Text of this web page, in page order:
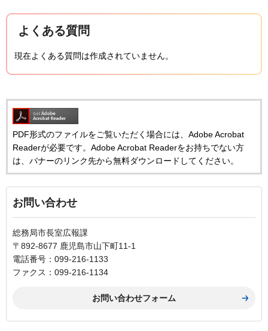
よくある質問
現在よくある質問は作成されていません。
PDF形式のファイルをご覧いただく場合には、Adobe Acrobat
Readerが必要です。Adobe Acrobat Readerをお持ちでない方
は、バナーのリンク先から無料ダウンロードしてください。
お問い合わせ
総務局市長室広報課
〒892-8677 鹿児島市山下町11-1
電話番号：099-216-1133
ファクス：099-216-1134